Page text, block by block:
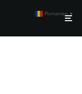
Romanian ▼